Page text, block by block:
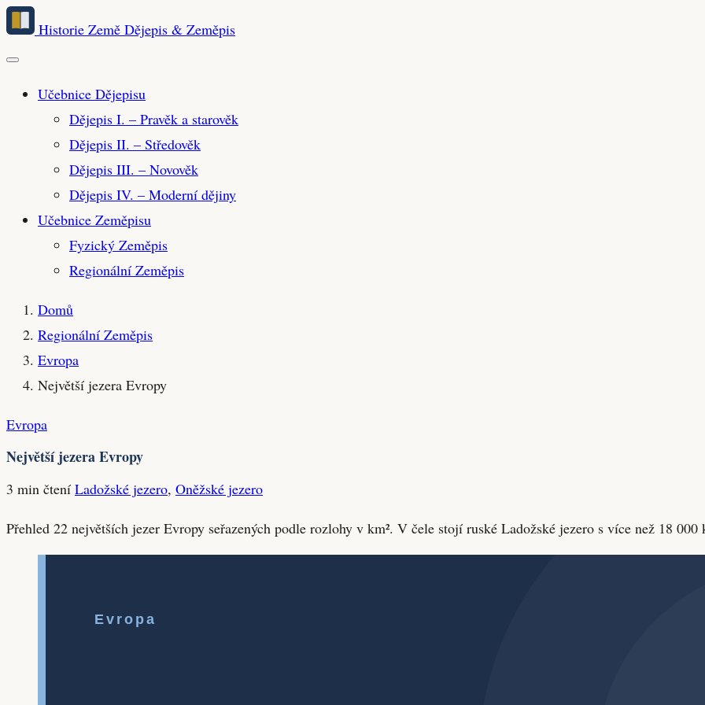
Přeskočit
hlavní
obsah
Historie Země Dějepis & Zeměpis
Učebnice Dějepisu
Dějepis I. – Pravěk a starověk
Dějepis II. – Středověk
Dějepis III. – Novověk
Dějepis IV. – Moderní dějiny
Učebnice Zeměpisu
Fyzický Zeměpis
Regionální Zeměpis
Domů
Regionální Zeměpis
Evropa
Největší jezera Evropy
Evropa
Největší jezera Evropy
3 min čtení Ladožské jezero, Oněžské jezero
Přehled 22 největších jezer Evropy seřazených podle rozlohy v km². V čele stojí ruské Ladožské jezero s více než 18 000